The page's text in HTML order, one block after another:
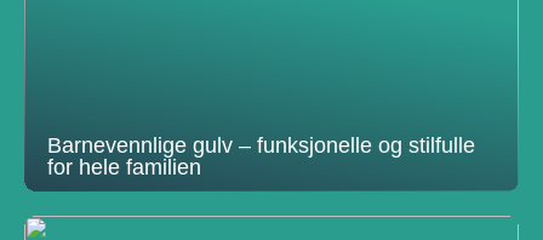
Barnevennlige gulv – funksjonelle og stilfulle
for hele familien